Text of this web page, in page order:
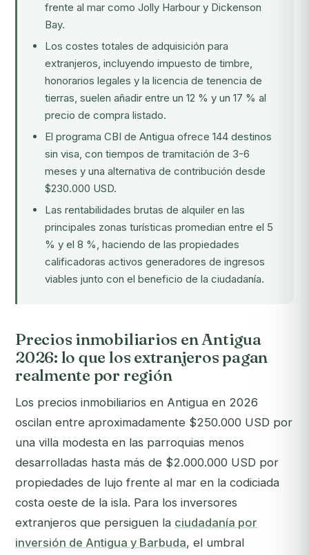
frente al mar como Jolly Harbour y Dickenson
Bay.
Los costes totales de adquisición para
extranjeros, incluyendo impuesto de timbre,
honorarios legales y la licencia de tenencia de
tierras, suelen añadir entre un 12 % y un 17 % al
precio de compra listado.
El programa CBI de Antigua ofrece 144 destinos
sin visa, con tiempos de tramitación de 3-6
meses y una alternativa de contribución desde
$230.000 USD.
Las rentabilidades brutas de alquiler en las
principales zonas turísticas promedian entre el 5
% y el 8 %, haciendo de las propiedades
calificadoras activos generadores de ingresos
viables junto con el beneficio de la ciudadanía.
Precios inmobiliarios en Antigua
2026: lo que los extranjeros pagan
realmente por región
Los precios inmobiliarios en Antigua en 2026
oscilan entre aproximadamente $250.000 USD por
una villa modesta en las parroquias menos
desarrolladas hasta más de $2.000.000 USD por
propiedades de lujo frente al mar en la codiciada
costa oeste de la isla. Para los inversores
extranjeros que persiguen la ciudadanía por
inversión de Antigua y Barbuda, el umbral